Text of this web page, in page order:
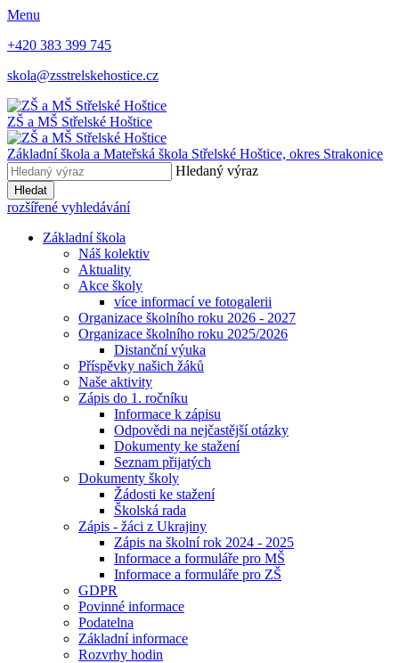
Menu
+420 383 399 745
skola@zsstrelskehostice.cz
ZŠ a MŠ Střelské Hoštice
Základní škola a Mateřská škola Střelské Hoštice, okres Strakonice
Hledaný výraz
Hledat
rozšířené vyhledávání
Základní škola
Náš kolektiv
Aktuality
Akce školy
více informací ve fotogalerii
Organizace školního roku 2026 - 2027
Organizace školního roku 2025/2026
Distanční výuka
Příspěvky našich žáků
Naše aktivity
Zápis do 1. ročníku
Informace k zápisu
Odpovědi na nejčastější otázky
Dokumenty ke stažení
Seznam přijatých
Dokumenty školy
Žádosti ke stažení
Školská rada
Zápis - žáci z Ukrajiny
Zápis na školní rok 2024 - 2025
Informace a formuláře pro MŠ
Informace a formuláře pro ZŠ
GDPR
Povinné informace
Podatelna
Základní informace
Rozvrhy hodin